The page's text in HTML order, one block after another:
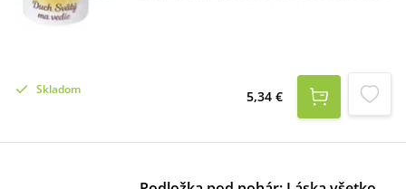
strane sa nachádza nápis „Duch Svätý ma
vedie“, ktorý dodáva hrnčeku náboženský a
povzbudzujúci charakter. Tento motív robí z
birmovania.Hrnček je ideálny na teplé nápoje
dekoratívny prvok v domácnosti.
Skladom 5,34 €